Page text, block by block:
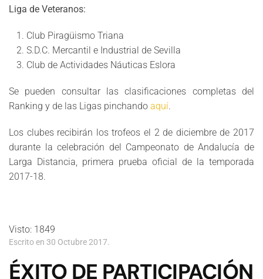
Liga de Veteranos:
Club Piragüismo Triana
S.D.C. Mercantil e Industrial de Sevilla
Club de Actividades Náuticas Eslora
Se pueden consultar las clasificaciones completas del
Ranking y de las Ligas pinchando aquí.
Los clubes recibirán los trofeos el 2 de diciembre de 2017
durante la celebración del Campeonato de Andalucía de
Larga Distancia, primera prueba oficial de la temporada
2017-18.
Visto: 1849
Escrito en 30 Octubre 2017.
ÉXITO DE PARTICIPACIÓN